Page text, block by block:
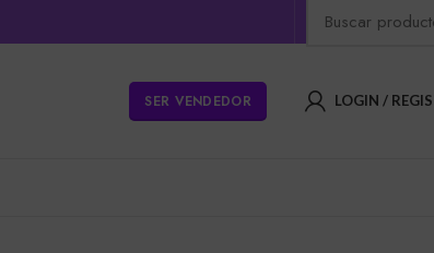
SER VENDEDOR LOGIN /